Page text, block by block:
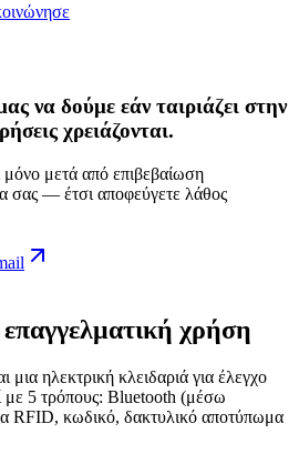
να δούμε εάν ταιριάζει στην
χρειάζονται.
μόνο μετά από επιβεβαίωση
σας — έτσι αποφεύγετε λάθος
χρήση
ηλεκτρική κλειδαριά για έλεγχο
με 5 τρόπους: Bluetooth (μέσω
RFID, κωδικό, δακτυλικό αποτύπωμα